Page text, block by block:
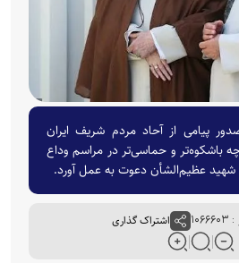
پیامی از آحاد مردم شریف ایران
باشکوه‌تر و حماسی‌تر در مراسم وداع
شهید عظیم‌الشأن دعوت به عمل آورد.
اشتراک گذاری